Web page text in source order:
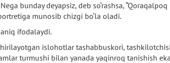
bunday deyapsiz, deb so‘rashsa, “Qoraqalpoq
munosib chizgi bo‘la oladi.
ifodalaydi.
islohotlar tashabbuskori,
turmushi bilan yanada yaqinroq tanishish